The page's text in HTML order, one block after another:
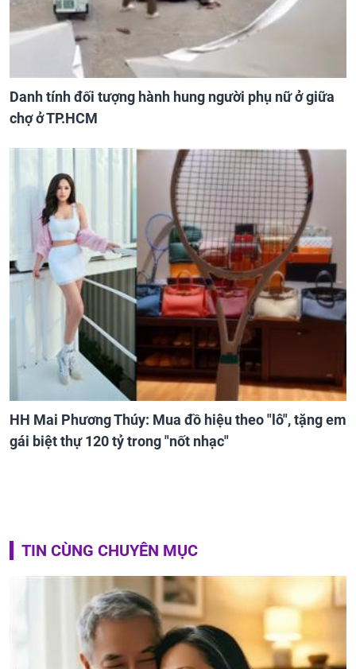
Danh tính đối tượng hành hung người phụ nữ ở giữa
chợ ở TP.HCM
HH Mai Phương Thúy: Mua đồ hiệu theo "lô", tặng em
gái biệt thự 120 tỷ trong "nốt nhạc"
TIN CÙNG CHUYÊN MỤC